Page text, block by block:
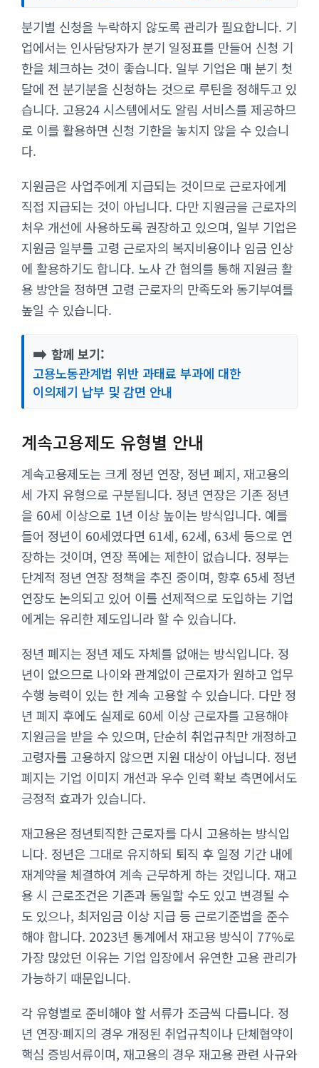
분기별 신청을 누락하지 않도록 관리가 필요합니다. 기
업에서는 인사담당자가 분기 일정표를 만들어 신청 기
한을 체크하는 것이 좋습니다. 일부 기업은 매 분기 첫
달에 전 분기분을 신청하는 것으로 루틴을 정해두고 있
습니다. 고용24 시스템에서도 알림 서비스를 제공하므
로 이를 활용하면 신청 기한을 놓치지 않을 수 있습니
다.
지원금은 사업주에게 지급되는 것이므로 근로자에게
직접 지급되는 것이 아닙니다. 다만 지원금을 근로자의
처우 개선에 사용하도록 권장하고 있으며, 일부 기업은
지원금 일부를 고령 근로자의 복지비용이나 임금 인상
에 활용하기도 합니다. 노사 간 협의를 통해 지원금 활
용 방안을 정하면 고령 근로자의 만족도와 동기부여를
높일 수 있습니다.
➡️ 함께 보기:
고용노동관계법 위반 과태료 부과에 대한
이의제기 납부 및 감면 안내
계속고용제도 유형별 안내
계속고용제도는 크게 정년 연장, 정년 폐지, 재고용의
세 가지 유형으로 구분됩니다. 정년 연장은 기존 정년
을 60세 이상으로 1년 이상 높이는 방식입니다. 예를
들어 정년이 60세였다면 61세, 62세, 63세 등으로 연
장하는 것이며, 연장 폭에는 제한이 없습니다. 정부는
단계적 정년 연장 정책을 추진 중이며, 향후 65세 정년
연장도 논의되고 있어 이를 선제적으로 도입하는 기업
에게는 유리한 제도입니라 할 수 있습니다.
정년 폐지는 정년 제도 자체를 없애는 방식입니다. 정
년이 없으므로 나이와 관계없이 근로자가 원하고 업무
수행 능력이 있는 한 계속 고용할 수 있습니다. 다만 정
년 폐지 후에도 실제로 60세 이상 근로자를 고용해야
지원금을 받을 수 있으며, 단순히 취업규칙만 개정하고
고령자를 고용하지 않으면 지원 대상이 아닙니다. 정년
폐지는 기업 이미지 개선과 우수 인력 확보 측면에서도
긍정적 효과가 있습니다.
재고용은 정년퇴직한 근로자를 다시 고용하는 방식입
니다. 정년은 그대로 유지하되 퇴직 후 일정 기간 내에
재계약을 체결하여 계속 근무하게 하는 것입니다. 재고
용 시 근로조건은 기존과 동일할 수도 있고 변경될 수
도 있으나, 최저임금 이상 지급 등 근로기준법을 준수
해야 합니다. 2023년 통계에서 재고용 방식이 77%로
가장 많았던 이유는 기업 입장에서 유연한 고용 관리가
가능하기 때문입니다.
각 유형별로 준비해야 할 서류가 조금씩 다릅니다. 정
년 연장·폐지의 경우 개정된 취업규칙이나 단체협약이
핵심 증빙서류이며, 재고용의 경우 재고용 관련 사규와